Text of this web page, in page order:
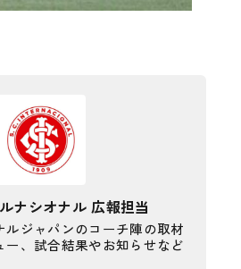
ナシオナル 広報担当
ルジャパンのコーチ陣の取材
ー、試合結果やお知らせなど